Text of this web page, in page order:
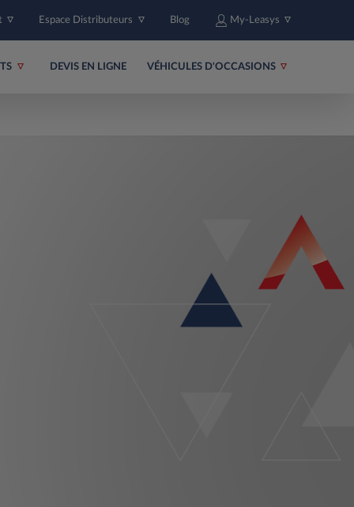
Espace Distributeurs Blog My-Leasys
DEVIS EN LIGNE VÉHICULES D'OCCASIONS